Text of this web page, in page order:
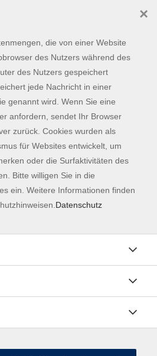
leider nicht gefunden
Datenschutzerklärung
die von einer Website
des Nutzers während des
des Nutzers gespeichert
jede Nachricht in einer
genannt wird. Wenn Sie eine
anfordern, sendet Ihr Browser
zurück. Cookies wurden als
für Websites entwickelt, um
oder die Surfaktivitäten des
Bitte willigen Sie in die
ein. Weitere Informationen finden
Datenschutz
×